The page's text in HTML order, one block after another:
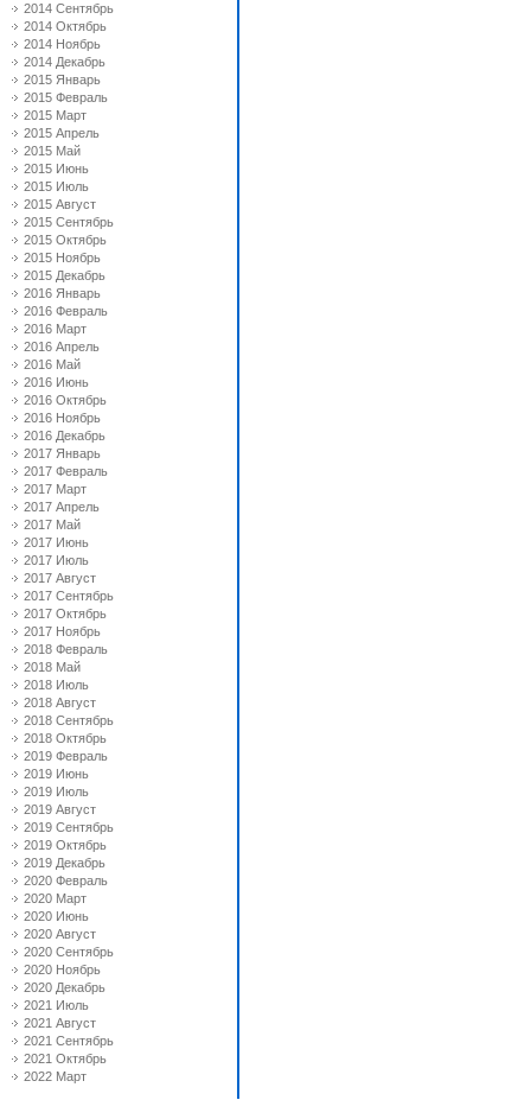
2014 Сентябрь
2014 Октябрь
2014 Ноябрь
2014 Декабрь
2015 Январь
2015 Февраль
2015 Март
2015 Апрель
2015 Май
2015 Июнь
2015 Июль
2015 Август
2015 Сентябрь
2015 Октябрь
2015 Ноябрь
2015 Декабрь
2016 Январь
2016 Февраль
2016 Март
2016 Апрель
2016 Май
2016 Июнь
2016 Октябрь
2016 Ноябрь
2016 Декабрь
2017 Январь
2017 Февраль
2017 Март
2017 Апрель
2017 Май
2017 Июнь
2017 Июль
2017 Август
2017 Сентябрь
2017 Октябрь
2017 Ноябрь
2018 Февраль
2018 Май
2018 Июль
2018 Август
2018 Сентябрь
2018 Октябрь
2019 Февраль
2019 Июнь
2019 Июль
2019 Август
2019 Сентябрь
2019 Октябрь
2019 Декабрь
2020 Февраль
2020 Март
2020 Июнь
2020 Август
2020 Сентябрь
2020 Ноябрь
2020 Декабрь
2021 Июль
2021 Август
2021 Сентябрь
2021 Октябрь
2022 Март